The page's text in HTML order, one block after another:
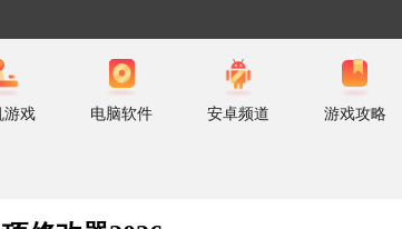
游戏 电脑软件 安卓频道 游戏攻略